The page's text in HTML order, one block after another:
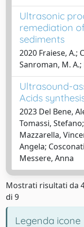
Ultrasonic
remediation
sediments
2020 Fraiese, A.;
Sanroman, M. A.;
Ultrasound-
Acids
2023 Del Bene,
Tomassi,
Mazzarella,
Angela;
Messere, Anna
Mostrati risultati da
di 9
Legenda icone